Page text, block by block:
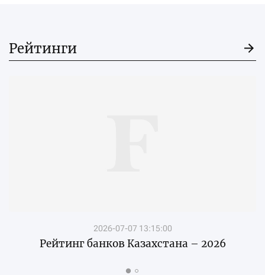
Рейтинги
2026-07-07 13:15:00
Рейтинг банков Казахстана – 2026